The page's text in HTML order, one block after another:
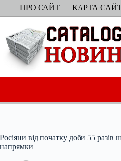
ПерейтиПРО САЙТ КАРТА
Росіяни від початку доби 55
напрямки